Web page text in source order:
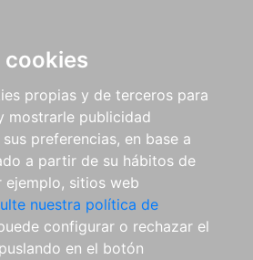
cookies
propias y de terceros para
mostrarle publicidad
preferencias, en base a
a partir de su hábitos de
ejemplo, sitios web
nuestra política de
configurar o rechazar el
en el botón